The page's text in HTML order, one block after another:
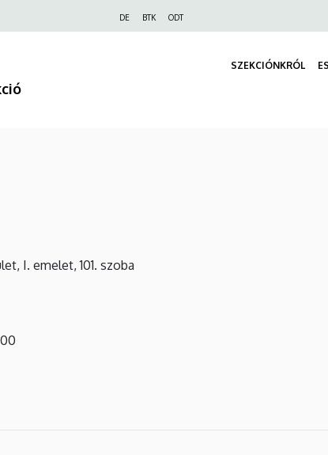
DE BTK ODT
SZEKCIÓNKRÓL
I. emelet, 101. szoba